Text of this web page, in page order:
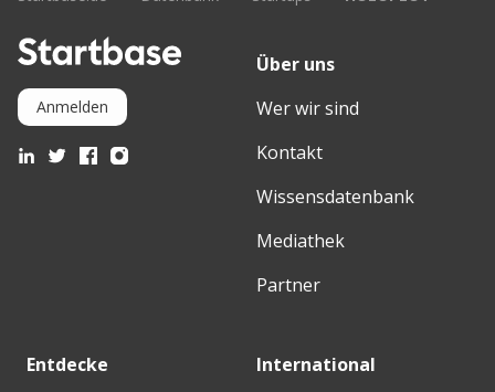
Anmelden
Über uns
Wer wir sind
Kontakt
Wissensdatenbank
Mediathek
Partner
Entdecke
International